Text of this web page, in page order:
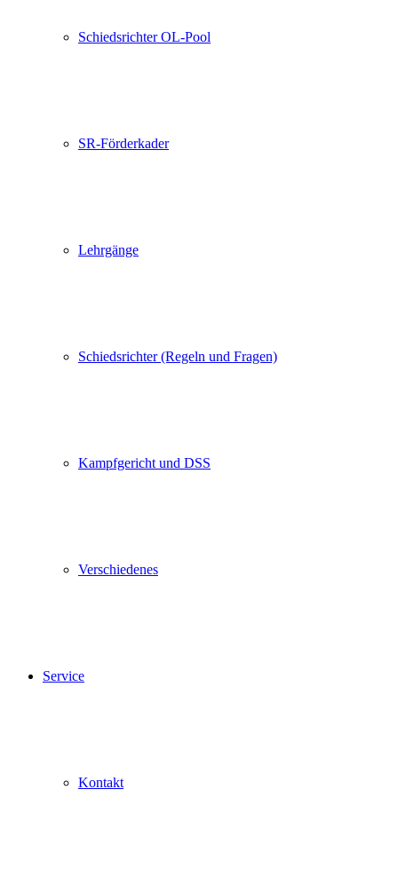
Schiedsrichter OL-Pool
SR-Förderkader
Lehrgänge
Schiedsrichter (Regeln und Fragen)
Kampfgericht und DSS
Verschiedenes
Service
Kontakt